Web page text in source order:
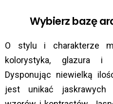
Wybierz bazę
O stylu i charakterze
kolorystyka, glazura i
Dysponując niewielką
jest unikać jaskrawych